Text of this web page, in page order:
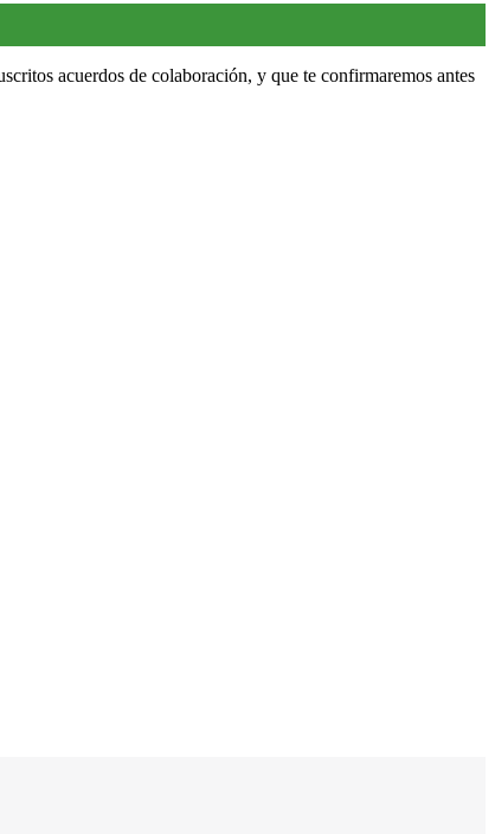
acuerdos de colaboración, y que te confirmaremos antes